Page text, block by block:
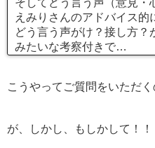
えみりさんのアドバイス的
どう言う声がけ？接し方？
みたいな考察付きで…
こうやってご質問をいただく
が、しかし、もしかして！！